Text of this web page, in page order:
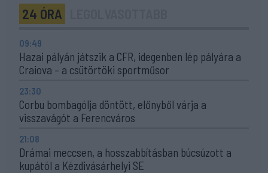
24 ÓRA
09:49
Hazai pályán játszik a CFR, idegenben lép pályára a
Craiova – a csütörtöki sportműsor
23:30
Corbu bombagólja döntött, előnyből várja a
visszavágót a Ferencváros
21:08
Drámai meccsen, a hosszabbításban búcsúzott a
kupától a Kézdivásárhelyi SE